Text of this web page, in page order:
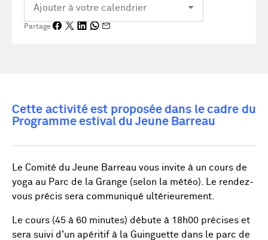
Partage
Cette activité est proposée dans le cadre du
Programme estival du Jeune Barreau
Le Comité du Jeune Barreau vous invite à un cours de
yoga au Parc de la Grange (selon la météo). Le rendez-
vous précis sera communiqué ultérieurement.
Le cours (45 à 60 minutes) débute à 18h00 précises et
sera suivi d'un apéritif à la Guinguette dans le parc de